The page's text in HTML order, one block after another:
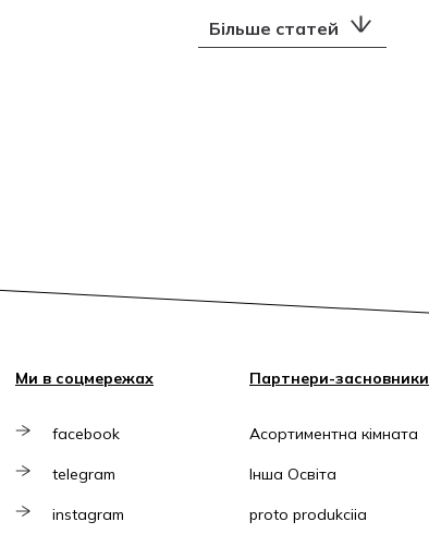
Більше статей
Ми в соцмережах
facebook
telegram
instagram
Партнери-засновники
Асортиментна кімната
Інша Освіта
proto produkciia